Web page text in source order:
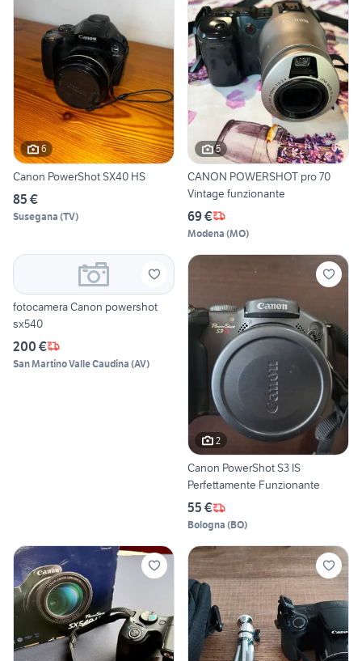
6
Canon PowerShot SX40 HS
85 €
Susegana (TV)
5
CANON POWERSHOT pro 70
Vintage funzionante
69 €
Modena (MO)
fotocamera Canon powershot
sx540
200 €
San Martino Valle Caudina (AV)
2
Canon PowerShot S3 IS
Perfettamente Funzionante
55 €
Bologna (BO)